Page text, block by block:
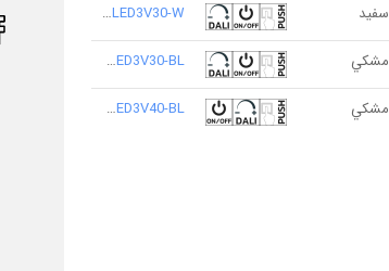
سفيد M585MD6LED3V30-W
مشكي M585MD6LED3V30-BL
مشكي M585MD6LED3V40-BL